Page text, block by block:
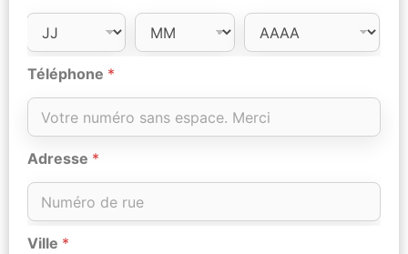
Téléphone *
Adresse *
Ville *